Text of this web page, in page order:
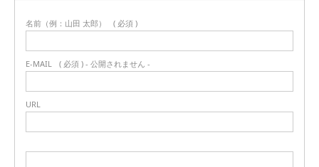
名前（例：山田 太郎） ( 必須 )
E-MAIL ( 必須 ) - 公開されません -
URL